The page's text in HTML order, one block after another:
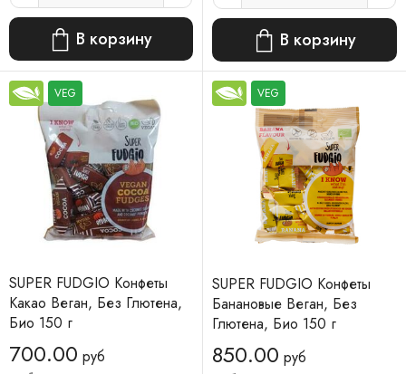
В корзину В корзину
VEG
SUPER FUDGIO Конфеты
Какао Веган, Без Глютена,
Био 150 г
700.00 руб
VEG
SUPER FUDGIO Конфеты
Банановые Веган, Без
Глютена, Био 150 г
850.00 руб